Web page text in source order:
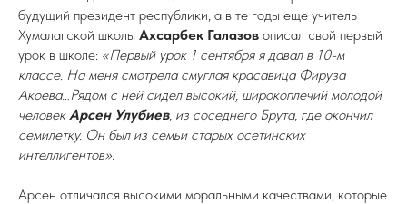
будущий президент республики, а в те годы еще учитель
Хумалагской школы Ахсарбек Галазов описал свой первый
урок в школе: «Первый урок 1 сентября я давал в 10-м
классе. На меня смотрела смуглая красавица Фируза
Акоева…Рядом с ней сидел высокий, широкоплечий молодой
человекАрсен Улубиев, из соседнего Брута, где окончил
семилетку. Он был из семьи старых осетинских
интеллигентов».
Арсен отличался высокими моральными качествами, которые